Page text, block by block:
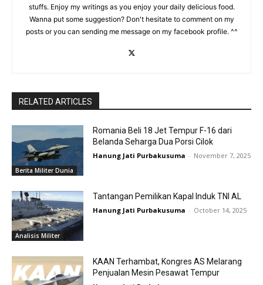
stuffs. Enjoy my writings as you enjoy your daily delicious food.
Wanna put some suggestion? Don't hesitate to comment on my
posts or you can sending me message on my facebook profile. ^^
RELATED ARTICLES
Berita Militer Dunia
Romania Beli 18 Jet Tempur F-16 dari
Belanda Seharga Dua Porsi Cilok
Hanung Jati Purbakusuma - November 7, 2025
Analisis Militer
Tantangan Pemilikan Kapal Induk TNI AL
Hanung Jati Purbakusuma - October 14, 2025
KAAN Terhambat, Kongres AS Melarang
Penjualan Mesin Pesawat Tempur